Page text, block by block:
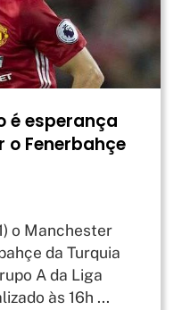
é esperança
o Fenerbahçe
o Manchester
da Turquia
A da Liga
às 16h ...